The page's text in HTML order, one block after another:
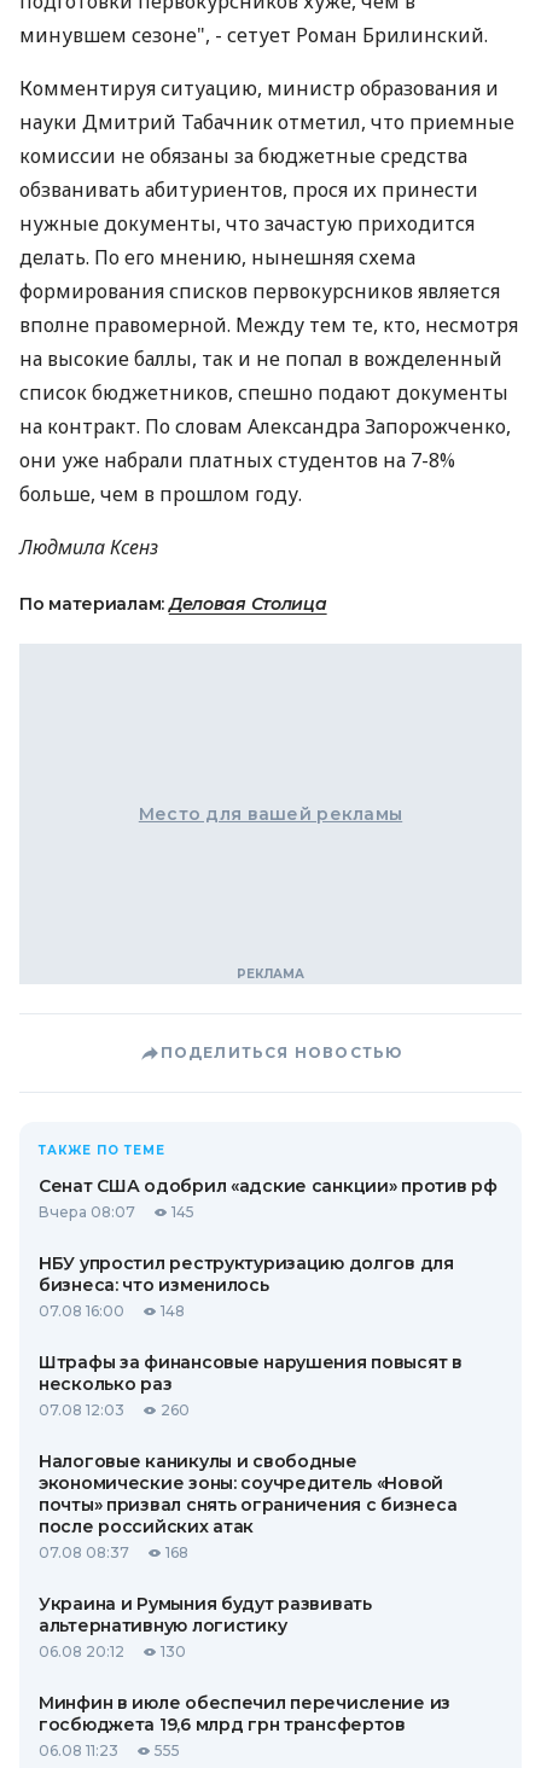
минувшем сезоне", - сетует Роман Брилинский.
Комментируя ситуацию, министр образования и
науки Дмитрий Табачник отметил, что приемные
комиссии не обязаны за бюджетные средства
обзванивать абитуриентов, прося их принести
нужные документы, что зачастую приходится
делать. По его мнению, нынешняя схема
формирования списков первокурсников является
вполне правомерной. Между тем те, кто, несмотря
на высокие баллы, так и не попал в вожделенный
список бюджетников, спешно подают документы
на контракт. По словам Александра Запорожченко,
они уже набрали платных студентов на 7-8%
больше, чем в прошлом году.
Людмила Ксенз
По материалам:Деловая Столица
Место для вашей рекламы
ПОДЕЛИТЬСЯ НОВОСТЬЮ
ТАКЖЕ ПО ТЕМЕ
Сенат США одобрил «адские санкции» против рф
Вчера 08:07 145
НБУ упростил реструктуризацию долгов для
бизнеса: что изменилось
07.08 16:00 148
Штрафы за финансовые нарушения повысят в
несколько раз
07.08 12:03 260
Налоговые каникулы и свободные
экономические зоны: соучредитель «Новой
почты» призвал снять ограничения с бизнеса
после российских атак
07.08 08:37 168
Украина и Румыния будут развивать
альтернативную логистику
06.08 20:12 130
Минфин в июле обеспечил перечисление из
госбюджета 19,6 млрд грн трансфертов
06.08 11:23 555